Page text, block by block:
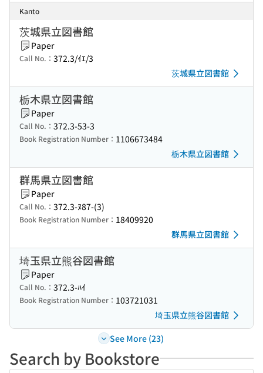
Kanto
茨城県立図書館
Paper
Call No.： 372.3/ｲｴ/3
茨城県立図書館
栃木県立図書館
Paper
Call No.： 372.3-53-3
Book Registration Number： 1106673484
栃木県立図書館
群馬県立図書館
Paper
Call No.： 372.3-ﾇ87-(3)
Book Registration Number： 18409920
群馬県立図書館
埼玉県立熊谷図書館
Paper
Call No.： 372.3-ﾊｲ
Book Registration Number： 103721031
埼玉県立熊谷図書館
See More (23)
Search by Bookstore